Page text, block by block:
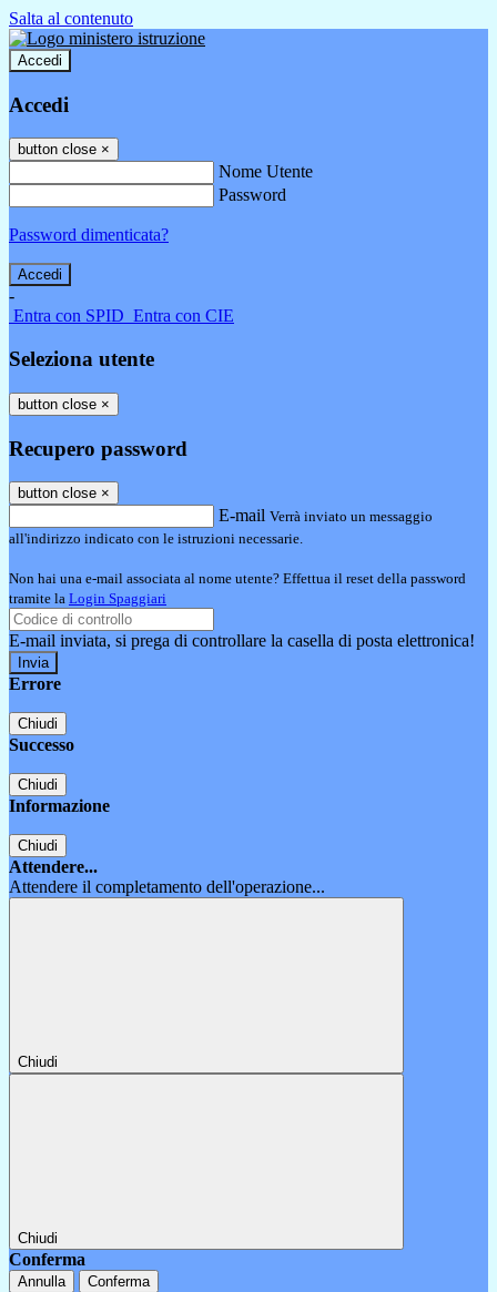
Salta al contenuto
Accedi
Accedi
button close ×
Nome Utente
Password
Password dimenticata?
-
Entra con SPID Entra con CIE
Seleziona utente
button close ×
Recupero password
button close ×
E-mail Verrà inviato un messaggio
all'indirizzo indicato con le istruzioni necessarie.
Non hai una e-mail associata al nome utente? Effettua il reset della password
tramite la Login Spaggiari
E-mail inviata, si prega di controllare la casella di posta elettronica!
Errore
Chiudi
Successo
Chiudi
Informazione
Chiudi
Attendere...
Attendere il completamento dell'operazione...
Chiudi
Chiudi
Conferma
Annulla Conferma